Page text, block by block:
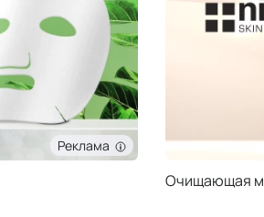
Реклама
Очищающая